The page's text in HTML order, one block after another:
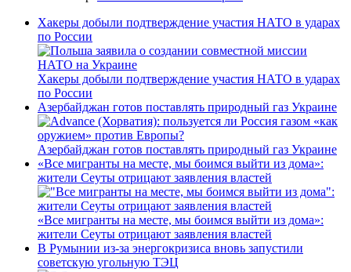
Хакеры добыли подтверждение участия НАТО в ударах
по России
Хакеры добыли подтверждение участия НАТО в ударах
по России
Азербайджан готов поставлять природный газ Украине
Азербайджан готов поставлять природный газ Украине
«Все мигранты на месте, мы боимся выйти из дома»:
жители Сеуты отрицают заявления властей
«Все мигранты на месте, мы боимся выйти из дома»:
жители Сеуты отрицают заявления властей
В Румынии из-за энергокризиса вновь запустили
советскую угольную ТЭЦ